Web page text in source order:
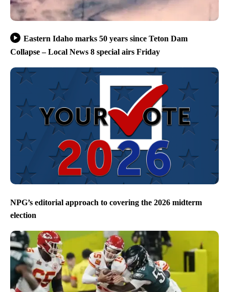
Eastern Idaho marks 50 years since Teton Dam
Collapse – Local News 8 special airs Friday
NPG’s editorial approach to covering the 2026 midterm
election